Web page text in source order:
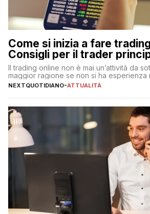
Come si inizia a fare
Consigli per il trader
Il trading online non è mai un’attività da
maggior ragione se non si ha esperienza
NEXTQUOTIDIANO-ATTUALITÀ